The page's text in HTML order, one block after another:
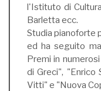
l'Istituto di
Barletta ecc.
Studia pianoforte
ed ha seguito
Premi in
di Greci", "Enrico
Vitti" e "Nuova